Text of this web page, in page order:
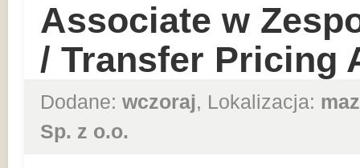
Associate w
/ Transfer Pricing
Dodane: wczoraj, Lokalizacja:
Sp. z o.o.